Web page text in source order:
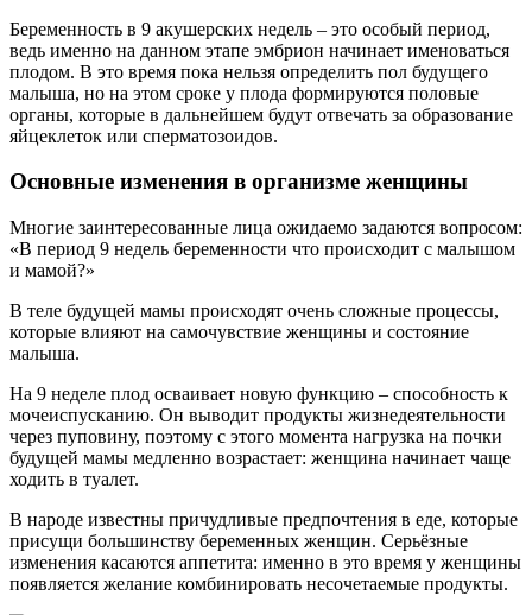
Беременность в 9 акушерских недель – это особый период,
ведь именно на данном этапе эмбрион начинает именоваться
плодом. В это время пока нельзя определить пол будущего
малыша, но на этом сроке у плода формируются половые
органы, которые в дальнейшем будут отвечать за образование
яйцеклеток или сперматозоидов.
Основные изменения в организме женщины
Многие заинтересованные лица ожидаемо задаются вопросом:
«В период 9 недель беременности что происходит с малышом
и мамой?»
В теле будущей мамы происходят очень сложные процессы,
которые влияют на самочувствие женщины и состояние
малыша.
На 9 неделе плод осваивает новую функцию – способность к
мочеиспусканию. Он выводит продукты жизнедеятельности
через пуповину, поэтому с этого момента нагрузка на почки
будущей мамы медленно возрастает: женщина начинает чаще
ходить в туалет.
В народе известны причудливые предпочтения в еде, которые
присущи большинству беременных женщин. Серьёзные
изменения касаются аппетита: именно в это время у женщины
появляется желание комбинировать несочетаемые продукты.